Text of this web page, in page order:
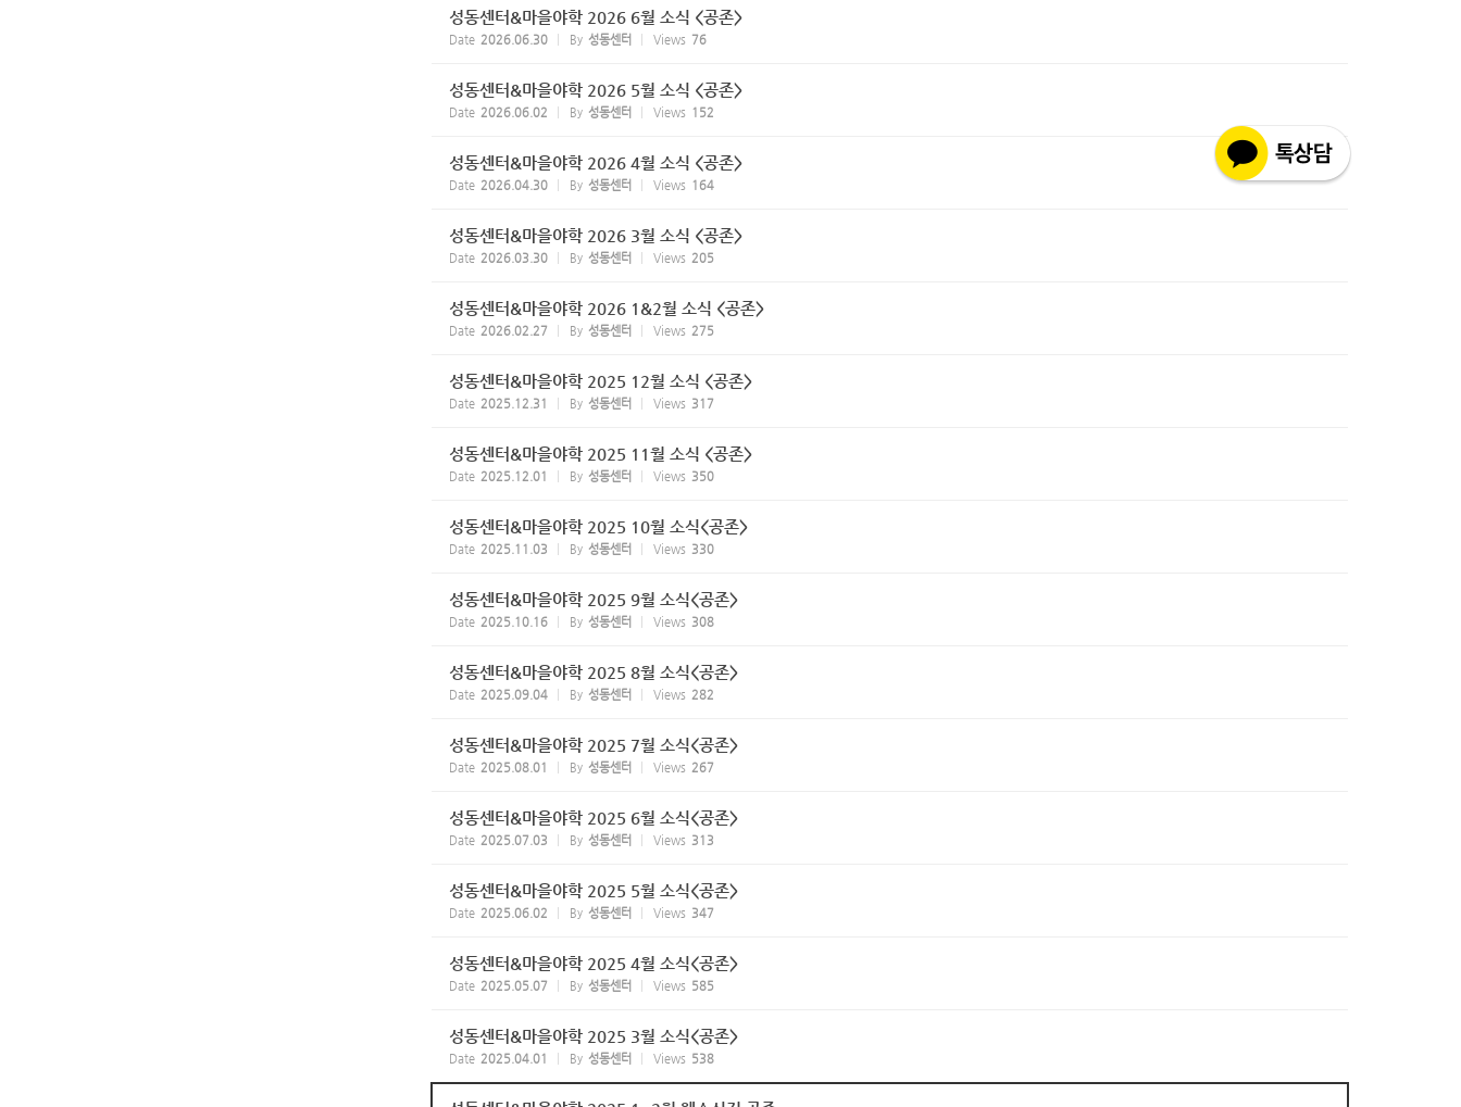
성동센터&마을야학 2026 6월 소식 <공존>
Date 2026.06.30 By 성동센터 Views 76
성동센터&마을야학 2026 5월 소식 <공존>
Date 2026.06.02 By 성동센터 Views 152
성동센터&마을야학 2026 4월 소식 <공존>
Date 2026.04.30 By 성동센터 Views 164
성동센터&마을야학 2026 3월 소식 <공존>
Date 2026.03.30 By 성동센터 Views 205
성동센터&마을야학 2026 1&2월 소식 <공존>
Date 2026.02.27 By 성동센터 Views 275
성동센터&마을야학 2025 12월 소식 <공존>
Date 2025.12.31 By 성동센터 Views 317
성동센터&마을야학 2025 11월 소식 <공존>
Date 2025.12.01 By 성동센터 Views 350
성동센터&마을야학 2025 10월 소식<공존>
Date 2025.11.03 By 성동센터 Views 330
성동센터&마을야학 2025 9월 소식<공존>
Date 2025.10.16 By 성동센터 Views 308
성동센터&마을야학 2025 8월 소식<공존>
Date 2025.09.04 By 성동센터 Views 282
성동센터&마을야학 2025 7월 소식<공존>
Date 2025.08.01 By 성동센터 Views 267
성동센터&마을야학 2025 6월 소식<공존>
Date 2025.07.03 By 성동센터 Views 313
성동센터&마을야학 2025 5월 소식<공존>
Date 2025.06.02 By 성동센터 Views 347
성동센터&마을야학 2025 4월 소식<공존>
Date 2025.05.07 By 성동센터 Views 585
성동센터&마을야학 2025 3월 소식<공존>
Date 2025.04.01 By 성동센터 Views 538